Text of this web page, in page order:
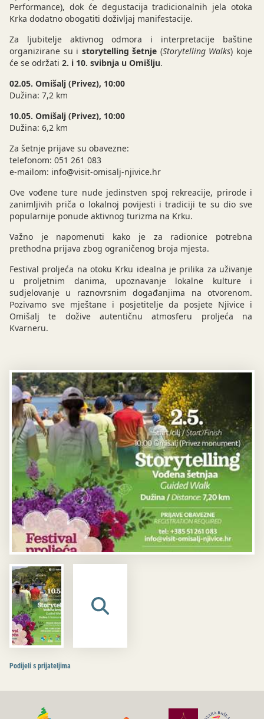
Performance), dok će degustacija tradicionalnih jela otoka
Krka dodatno obogatiti doživljaj manifestacije.
Za ljubitelje aktivnog odmora i interpretacije baštine
organizirane su i storytelling šetnje (Storytelling Walks) koje
će se održati 2. i 10. svibnja u Omišlju.
02.05. Omišalj (Privez), 10:00
Dužina: 7,2 km
10.05. Omišalj (Privez), 10:00
Dužina: 6,2 km
Za šetnje prijave su obavezne:
telefonom: 051 261 083
e-mailom: info@visit-omisalj-njivice.hr
Ove vođene ture nude jedinstven spoj rekreacije, prirode i
zanimljivih priča o lokalnoj povijesti i tradiciji te su dio sve
popularnije ponude aktivnog turizma na Krku.
Važno je napomenuti kako je za radionice potrebna
prethodna prijava zbog ograničenog broja mjesta.
Festival proljeća na otoku Krku idealna je prilika za uživanje
u proljetnim danima, upoznavanje lokalne kulture i
sudjelovanje u raznovrsnim događanjima na otvorenom.
Pozivamo sve mještane i posjetitelje da posjete Njivice i
Omišalj te dožive autentičnu atmosferu proljeća na
Kvarneru.
Podijeli s prijateljima